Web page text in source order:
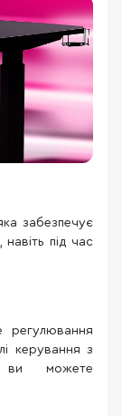
забезпечує
навіть під час
регулювання
керування з
ви можете